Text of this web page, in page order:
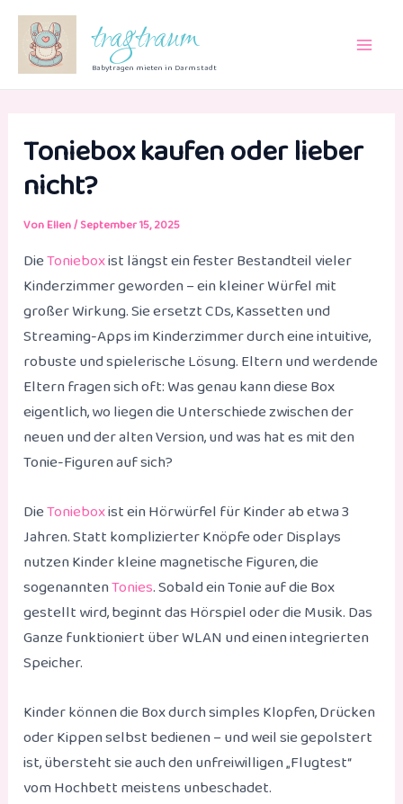
Zum
Inhalt
springen
tragtraum
Babytragen mieten in Darmstadt
Toniebox kaufen oder lieber
nicht?
VonEllen/September 15, 2025
DieTonieboxist längst ein fester Bestandteil vieler
Kinderzimmer geworden – ein kleiner Würfel mit
großer Wirkung. Sie ersetzt CDs, Kassetten und
Streaming-Apps im Kinderzimmer durch eine intuitive,
robuste und spielerische Lösung. Eltern und werdende
Eltern fragen sich oft: Was genau kann diese Box
eigentlich, wo liegen die Unterschiede zwischen der
neuen und der alten Version, und was hat es mit den
Tonie-Figuren auf sich?
DieTonieboxist ein Hörwürfel für Kinder ab etwa 3
Jahren. Statt komplizierter Knöpfe oder Displays
nutzen Kinder kleine magnetische Figuren, die
sogenanntenTonies. Sobald ein Tonie auf die Box
gestellt wird, beginnt das Hörspiel oder die Musik. Das
Ganze funktioniert über WLAN und einen integrierten
Speicher.
Kinder können die Box durch simples Klopfen, Drücken
oder Kippen selbst bedienen – und weil sie gepolstert
ist, übersteht sie auch den unfreiwilligen „Flugtest“
vom Hochbett meistens unbeschadet.